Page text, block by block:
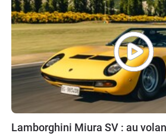
Lamborghini Miura SV : au